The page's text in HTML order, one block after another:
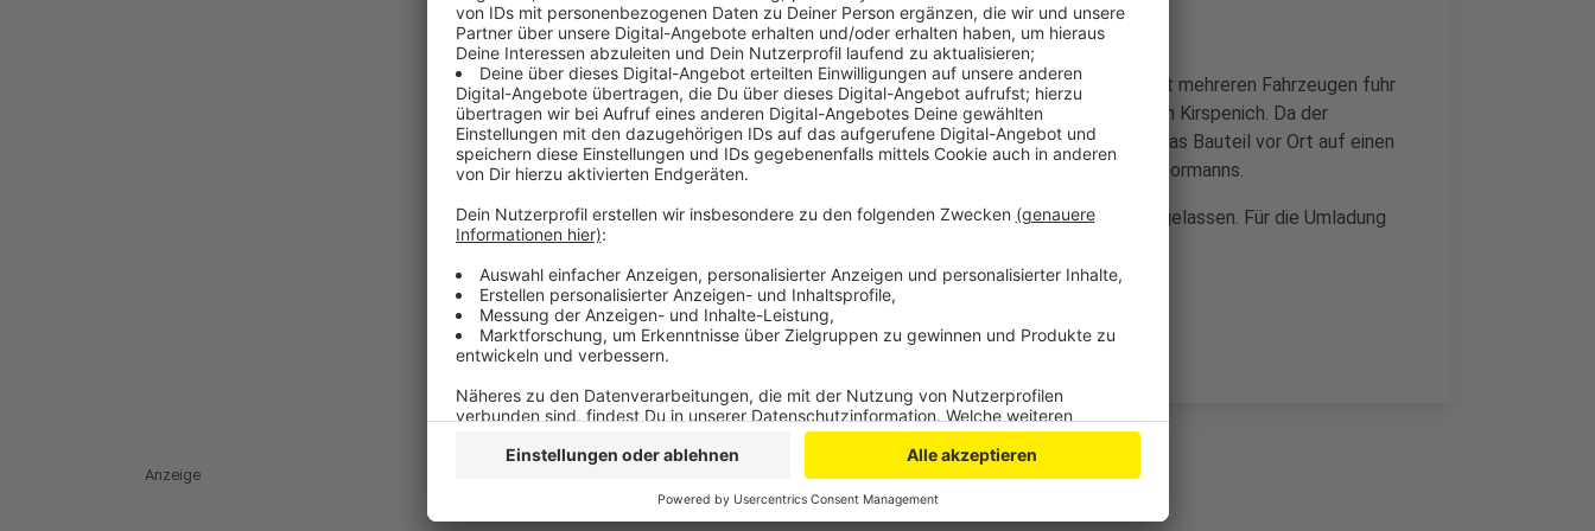
Der Schwertransport war seit Mittwoch unterwegs. Der Tross mit mehreren Fahrzeugen fuhr
in Norddeutschland los, dann ging es über die Niederlande bis nach Kirspenich. Da der
Schwertransport nicht bis zur Kläranlage fahren konnte, musste das Bauteil vor Ort auf einen
Anhänger geladen werden, sagt Transportorganisator Sebastian Gormanns.
Der Anhänger selbst war für die Fahrt über die Autobahn nicht zugelassen. Für die Umladung
Anzeige
Anzeige